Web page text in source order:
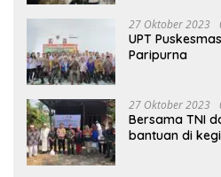
27 Oktober 2023
UPT
Paripurna
27 Oktober 2023
Bersama TNI
bantuan di